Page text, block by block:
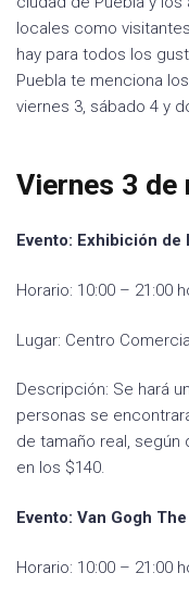
locales como
hay para todos los
Puebla te menciona
viernes 3, sábado 4 y
Viernes 3 de
Evento: Exhibición de
Horario: 10:00 – 21:00
Lugar: Centro
Descripción: Se hará
personas se
de tamaño real, según
en los $140.
Evento: Van Gogh
Horario: 10:00 – 21:00